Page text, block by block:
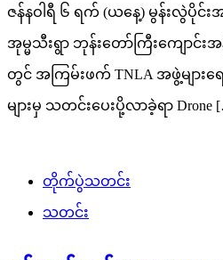
ဇန်နဝါရီ ၆ ရက် (ယနေ့) မွန်းလွဲပိုင်း
အုမ္မသီးရွာ ဘုန်းတော်ကြီးကျောင်း
တွင် အကြမ်းဖက် TNLA အဖွဲ့များရ
များမှ သတင်းပေးပို့လာခဲ့ရာ Drone
တိုက်ပွဲသတင်း
သတင်း